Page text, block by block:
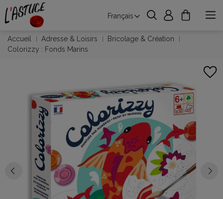
Français
Accueil Adresse & Loisirs
Bricolage & Création
Colorizzy : Fonds Marins